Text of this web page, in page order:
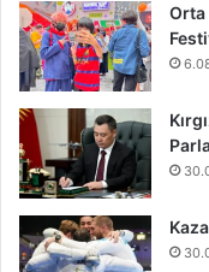
Orta